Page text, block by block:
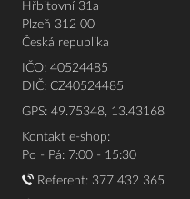
Hřbitovní 31a
Plzeň 312 00
Česká republika
IČO: 40524485
DIČ: CZ40524485
GPS: 49.75348, 13.43168
Kontakt e-shop:
Po - Pá: 7:00 - 15:30
Referent: 377 432 365